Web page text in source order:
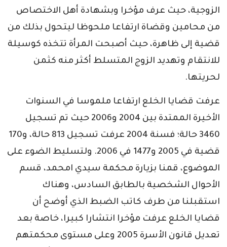
الزوجية، حيث عرف مؤخرا وبشهادة أهل الاختصاص
من محامين وقضاة ارتفاعا ملحوظا ليتحول بذلك من
قضية إلى ظاهرة، حيث أصبحت المرأة تتخذه كوسيلة
للانتقام وتهديد الزوج المتسلط أكثر منه كثمن
لحريتها.
عرفت قضايا الخلع ارتفاعا ملموسا في السنوات
الأخيرة الممتدة بين 2004 و2006 حيث تم تسجيل
3460 حالة؛ فسنة 2004 عرفت تسجيل 813 حالة، و170
قضية في 2005 و1477 في 2006. ولتسليط الضوء على
الموضوع، قمنا بزيارة محكمة سيدي امحمد، قسم
الأحوال الشخصية بالطابق السادس، وهناك
استقبلنا من طرف كاتب الضبط الذي أوضح أن
قضايا الخلع عرفت مؤخرا انتشارا كبيرا، خاصة بعد
تعديل قانون الأسرة 2005 وعلى مستوى محكمتهم